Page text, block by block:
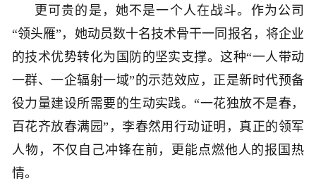
更可贵的是，她不是一个人在战斗。作为公司
“领头雁”，她动员数十名技术骨干一同报名，将企业
的技术优势转化为国防的坚实支撑。这种“一人带动
一群、一企辐射一域”的示范效应，正是新时代预备
役力量建设所需要的生动实践。“一花独放不是春，
百花齐放春满园”，李春然用行动证明，真正的领军
人物，不仅自己冲锋在前，更能点燃他人的报国热
情。